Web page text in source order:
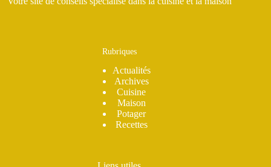
Rubriques
Actualités
Archives
Cuisine
Maison
Potager
Recettes